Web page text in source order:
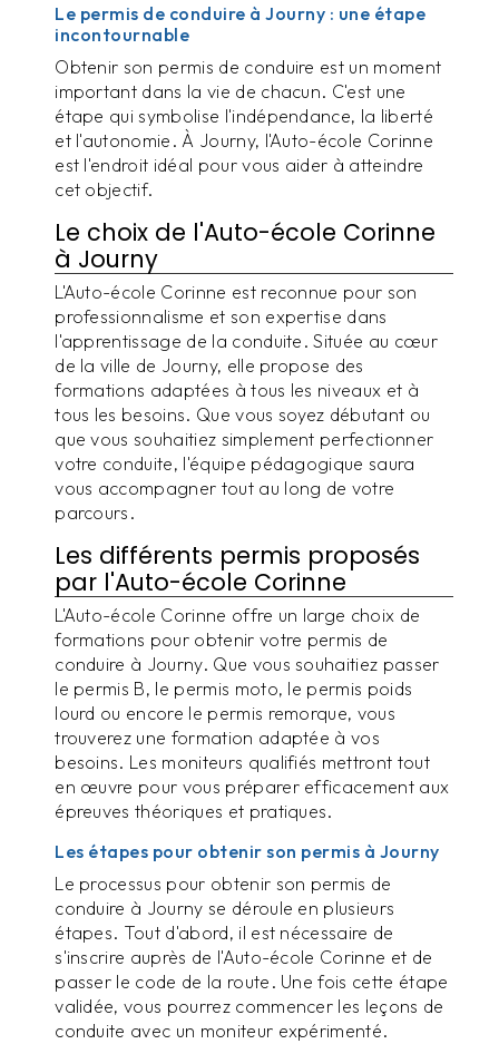
Le permis de conduire à Journy : une étape
incontournable
Obtenir son permis de conduire est un moment
important dans la vie de chacun. C'est une
étape qui symbolise l'indépendance, la liberté
et l'autonomie. À Journy, l'Auto-école Corinne
est l'endroit idéal pour vous aider à atteindre
cet objectif.
Le choix de l'Auto-école Corinne
à Journy
L'Auto-école Corinne est reconnue pour son
professionnalisme et son expertise dans
l'apprentissage de la conduite. Située au cœur
de la ville de Journy, elle propose des
formations adaptées à tous les niveaux et à
tous les besoins. Que vous soyez débutant ou
que vous souhaitiez simplement perfectionner
votre conduite, l'équipe pédagogique saura
vous accompagner tout au long de votre
parcours.
Les différents permis proposés
par l'Auto-école Corinne
L'Auto-école Corinne offre un large choix de
formations pour obtenir votre permis de
conduire à Journy. Que vous souhaitiez passer
le permis B, le permis moto, le permis poids
lourd ou encore le permis remorque, vous
trouverez une formation adaptée à vos
besoins. Les moniteurs qualifiés mettront tout
en œuvre pour vous préparer efficacement aux
épreuves théoriques et pratiques.
Les étapes pour obtenir son permis à Journy
Le processus pour obtenir son permis de
conduire à Journy se déroule en plusieurs
étapes. Tout d'abord, il est nécessaire de
s'inscrire auprès de l'Auto-école Corinne et de
passer le code de la route. Une fois cette étape
validée, vous pourrez commencer les leçons de
conduite avec un moniteur expérimenté.